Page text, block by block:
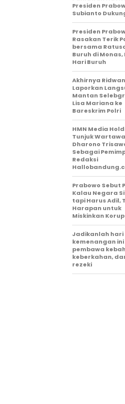
Presiden
Subianto
Presiden
Rasakan Terik
bersama
Buruh di Monas,
Hari Buruh
Akhirnya
Laporkan
Mantan
Lisa Mariana ke
Bareskrim Polri
HMN Media
Tunjuk
Dharono
Sebagai
Redaksi
Prabowo Sebut
Kalau Negara
tapi Harus Adil,
Harapan untuk
Miskinkan
Jadikanlah hari
kemenangan
pembawa
keberkahan,
rezeki